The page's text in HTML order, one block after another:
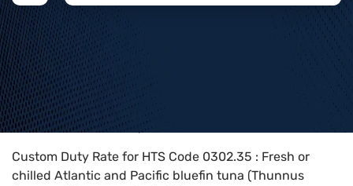
Home>HTS Codes> Chapter
Custom Duty Rate for HTS Code 0302.35 : Fresh or
chilled Atlantic and Pacific bluefin tuna (Thunnus